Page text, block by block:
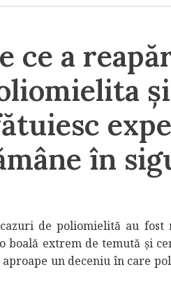
ce a
în
de poliomielită au
extrem de temută și
un deceniu în care